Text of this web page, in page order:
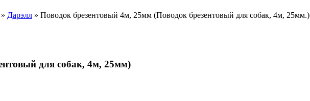
» Дарэлл » Поводок брезентовый 4м, 25мм (Поводок брезентовый для собак, 4м, 25мм.)
для собак, 4м, 25мм)